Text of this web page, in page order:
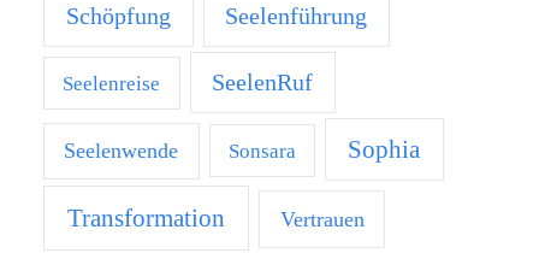
Schöpfung Seelenführung
Seelenreise SeelenRuf
Seelenwende Sonsara Sophia
Transformation Vertrauen